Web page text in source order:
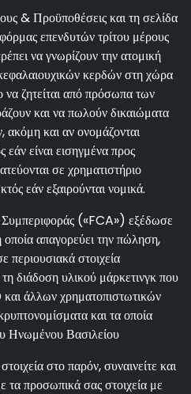
& Προϋποθέσεις και τη σελίδα
επενδυτών τρίτου μέρους
να γνωρίζουν την ατομική
κερδών στη χώρα
να ζητείται από πρόσωπα των
και να πωλούν δικαιώματα
ακόμη και αν ονομάζονται
είναι εισηγμένα προς
σε χρηματιστήριο
εάν εξαιρούνται νομικά.
(«FCA») εξέδωσε
απαγορεύει την πώληση,
στοιχεία
διάδοση υλικού μάρκετινγκ που
και άλλων χρηματοπιστωτικών
και τα οποία
Ηνωμένου Βασιλείου
στο παρόν, συναινείτε και
τα προσωπικά σας στοιχεία με